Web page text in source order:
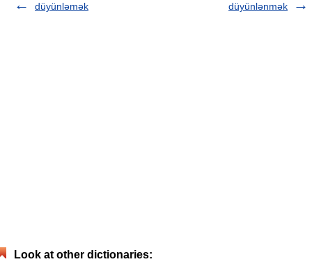
düyünləmək
düyünlənmək
Look at other dictionaries: